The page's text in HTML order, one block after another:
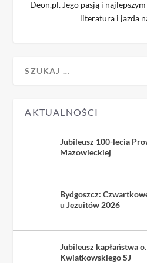
Deon.pl. Jego pasją i
literatura i jazda
AKTUALNOŚCI
Jubileusz 100-lecia
Mazowieckiej
Bydgoszcz:
u Jezuitów 2026
Jubileusz kapłaństwa
Kwiatkowskiego SJ